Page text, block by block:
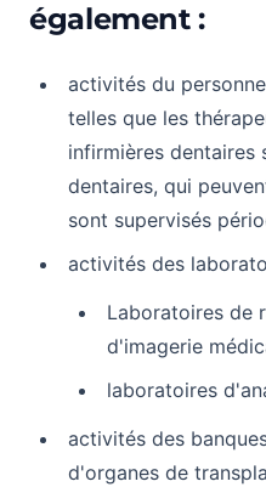
également :
activités du
telles que les
infirmières dentaires
dentaires, qui
sont supervisés
activités des
Laboratoires de
d'imagerie
laboratoires
activités des
d'organes de